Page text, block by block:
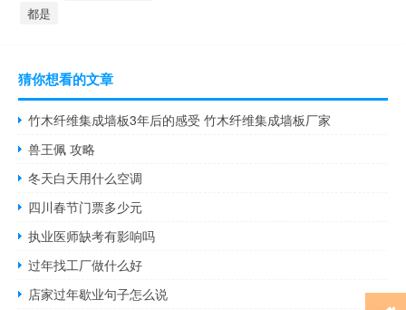
都是
猜你想看的文章
竹木纤维集成墙板3年后的感受 竹木纤维集成墙板厂家
兽王佩 攻略
冬天白天用什么空调
四川春节门票多少元
执业医师缺考有影响吗
过年找工厂做什么好
店家过年歇业句子怎么说